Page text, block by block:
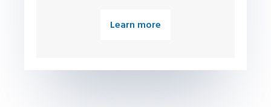
Learn more